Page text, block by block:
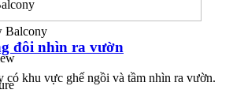
Balcony
đôi nhìn ra vườn
khu vực ghế ngồi và tầm nhìn ra vườn.